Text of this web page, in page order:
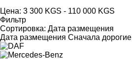
Цена: 3 300 KGS - 110 000 KGS
Фильтр
Сортировка: Дата размещения
Дата размещения Сначала дорогие